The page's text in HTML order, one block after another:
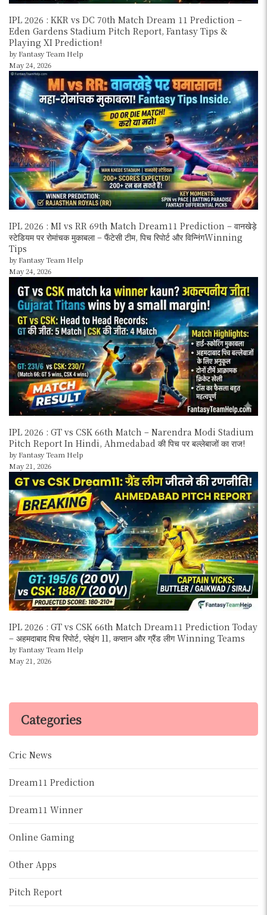
IPL 2026 : KKR vs DC 70th Match Dream 11 Prediction –
Eden Gardens Stadium Pitch Report, Fantasy Tips &
Playing XI Prediction!
by Fantasy Team Help
May 24, 2026
IPL 2026 : MI vs RR 69th Match Dream11 Prediction – वानखेड़े
स्टेडियम पर रोमांचक मुकाबला – फैंटेसी टीम, पिच रिपोर्ट और विन्निंगWinning
Tips
by Fantasy Team Help
May 24, 2026
IPL 2026 : GT vs CSK 66th Match – Narendra Modi Stadium
Pitch Report In Hindi, Ahmedabad की पिच पर बल्लेबाजों का राज!
by Fantasy Team Help
May 21, 2026
IPL 2026 : GT vs CSK 66th Match Dream11 Prediction Today
– अहमदाबाद पिच रिपोर्ट, प्लेइंग 11, कप्तान और ग्रैंड लीग Winning Teams
by Fantasy Team Help
May 21, 2026
Categories
Cric News
Dream11 Prediction
Dream11 Winner
Online Gaming
Other Apps
Pitch Report